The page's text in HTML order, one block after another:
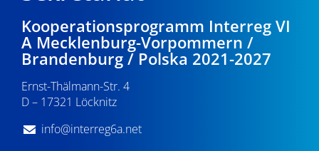
Kooperationsprogramm Interreg VI
A Mecklenburg-Vorpommern /
Brandenburg / Polska 2021-2027
Ernst-Thälmann-Str. 4
D – 17321 Löcknitz
info@interreg6a.net